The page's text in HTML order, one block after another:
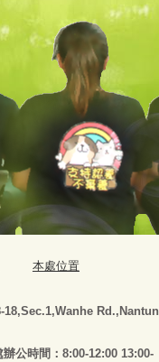
本處位置
18,Sec.1,Wanhe Rd.,Nantun
公時間：8:00-12:00 13:00-